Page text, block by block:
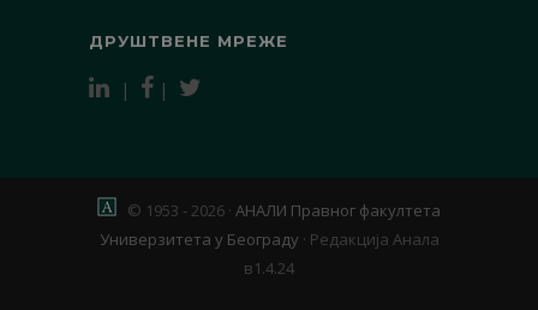
ДРУШТВЕНЕ МРЕЖЕ
| |
© 1953 - 2026 · АНАЛИ Правног факултета
Универзитета у Београду · Редакција Анала
в1.4.24